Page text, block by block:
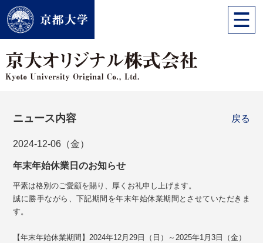
ニュース内容 戻る
2024-12-06（金）
年末年始休業日のお知らせ
平素は格別のご愛顧を賜り、厚くお礼申し上げます。
誠に勝手ながら、下記期間を年末年始休業期間とさせていただきま
す。
【年末年始休業期間】2024年12月29日（日）～2025年1月3日（金）